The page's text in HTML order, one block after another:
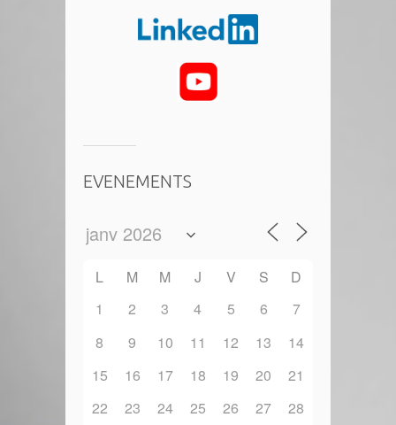
EVENEMENTS
L M M J V S
D
1
2 3 4 5 6
7
8
9 10 11 12 13
14
15
16 17 18 19 20
21
22
23 24 25 26 27
28